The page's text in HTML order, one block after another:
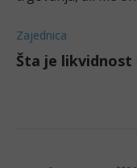
Zajednica
Šta je likvidnost